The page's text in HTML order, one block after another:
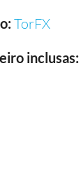
TorFX
inclusas: